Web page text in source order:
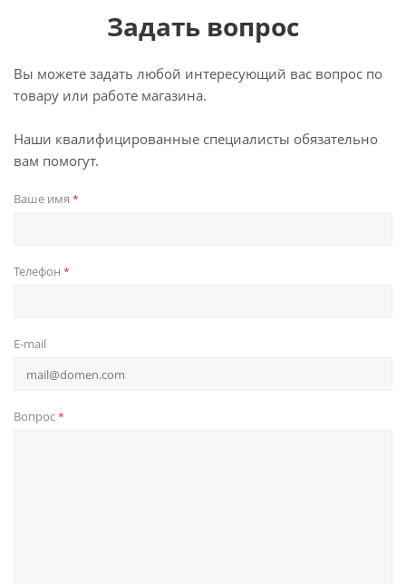
Задать вопрос
Вы можете задать любой интересующий вас вопрос по
товару или работе магазина.
Наши квалифицированные специалисты обязательно
вам помогут.
Ваше имя *
Телефон *
E-mail
Вопрос*